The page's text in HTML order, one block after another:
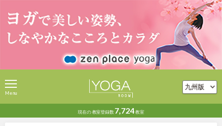
現在の教室登録数 7,724教室
Menu